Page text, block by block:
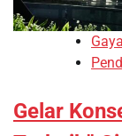
Gelar